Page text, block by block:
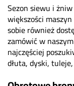
Sezon siewu i
większości
sobie również
zamówić w
najczęściej
dłuta, dyski,